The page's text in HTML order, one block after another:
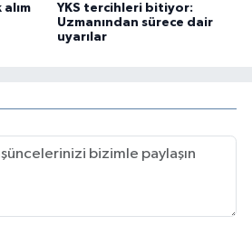
YKS tercihleri bitiyor:
Uzmanından sürece dair
uyarılar